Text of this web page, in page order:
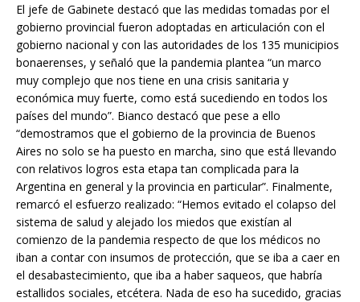
El jefe de Gabinete destacó que las medidas tomadas por el
gobierno provincial fueron adoptadas en articulación con el
gobierno nacional y con las autoridades de los 135 municipios
bonaerenses, y señaló que la pandemia plantea “un marco
muy complejo que nos tiene en una crisis sanitaria y
económica muy fuerte, como está sucediendo en todos los
países del mundo”. Bianco destacó que pese a ello
“demostramos que el gobierno de la provincia de Buenos
Aires no solo se ha puesto en marcha, sino que está llevando
con relativos logros esta etapa tan complicada para la
Argentina en general y la provincia en particular”. Finalmente,
remarcó el esfuerzo realizado: “Hemos evitado el colapso del
sistema de salud y alejado los miedos que existían al
comienzo de la pandemia respecto de que los médicos no
iban a contar con insumos de protección, que se iba a caer en
el desabastecimiento, que iba a haber saqueos, que habría
estallidos sociales, etcétera. Nada de eso ha sucedido, gracias